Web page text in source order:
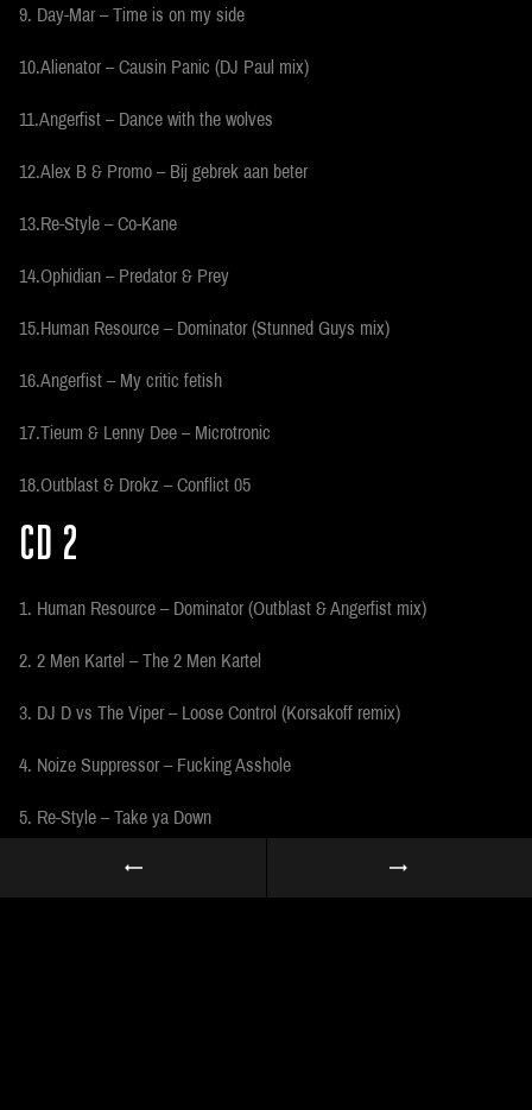
9. Day-Mar – Time is on my side
10.Alienator – Causin Panic (DJ Paul mix)
11.Angerfist – Dance with the wolves
12.Alex B & Promo – Bij gebrek aan beter
13.Re-Style – Co-Kane
14.Ophidian – Predator & Prey
15.Human Resource – Dominator (Stunned Guys mix)
16.Angerfist – My critic fetish
17.Tieum & Lenny Dee – Microtronic
18.Outblast & Drokz – Conflict 05
CD 2
1. Human Resource – Dominator (Outblast & Angerfist mix)
2. 2 Men Kartel – The 2 Men Kartel
3. DJ D vs The Viper – Loose Control (Korsakoff remix)
4. Noize Suppressor – Fucking Asshole
5. Re-Style – Take ya Down
6. Lady Dana – Nasty Girl